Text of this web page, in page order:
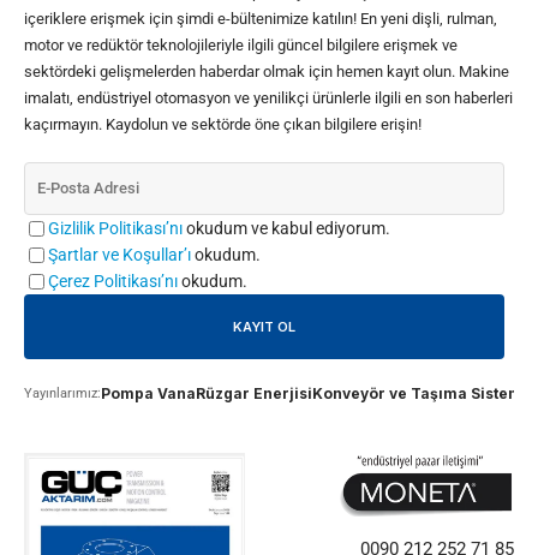
içeriklere erişmek için şimdi e-bültenimize katılın! En yeni dişli, rulman,
motor ve redüktör teknolojileriyle ilgili güncel bilgilere erişmek ve
sektördeki gelişmelerden haberdar olmak için hemen kayıt olun. Makine
imalatı, endüstriyel otomasyon ve yenilikçi ürünlerle ilgili en son haberleri
kaçırmayın. Kaydolun ve sektörde öne çıkan bilgilere erişin!
Gizlilik Politikası’nıokudum ve kabul ediyorum.
Şartlar ve Koşullar’ıokudum.
Çerez Politikası’nıokudum.
Yayınlarımız:Pompa VanaRüzgar EnerjisiKonveyör ve Taşıma
0090 212 252 71 85